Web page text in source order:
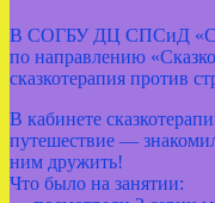
В СОГБУ ДЦ СПСиД
по направлению
сказкотерапия против
В кабинете
путешествие —
ним дружить!
Что было на занятии: